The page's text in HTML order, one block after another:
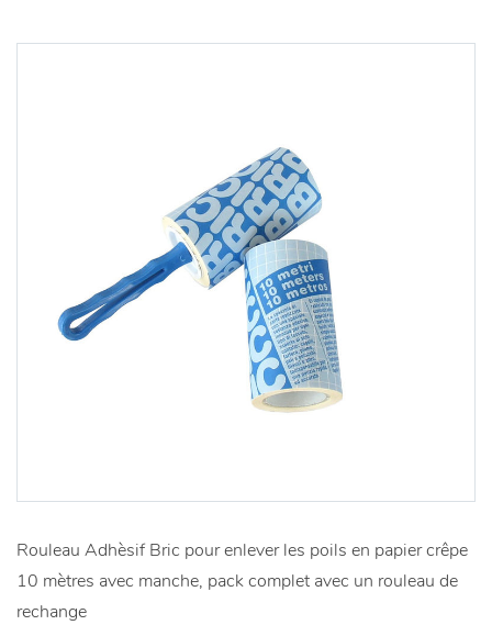
Rouleau Adhèsif Bric pour enlever les poils en papier crêpe
10 mètres avec manche, pack complet avec un rouleau de
rechange